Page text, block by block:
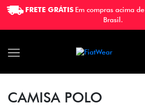
FRETE GRÁTIS Em compras acima de
Brasil.
FRETE GRÁTIS Em compras acima de
Brasil.
CAMISA POLO